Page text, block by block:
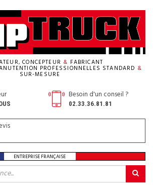
CONCEPTEUR & FABRICANT
PROFESSIONNELLES STANDARD &
SUR-MESURE
Besoin d'un conseil ?
02.33.36.81.81
ENTREPRISE FRANÇAISE